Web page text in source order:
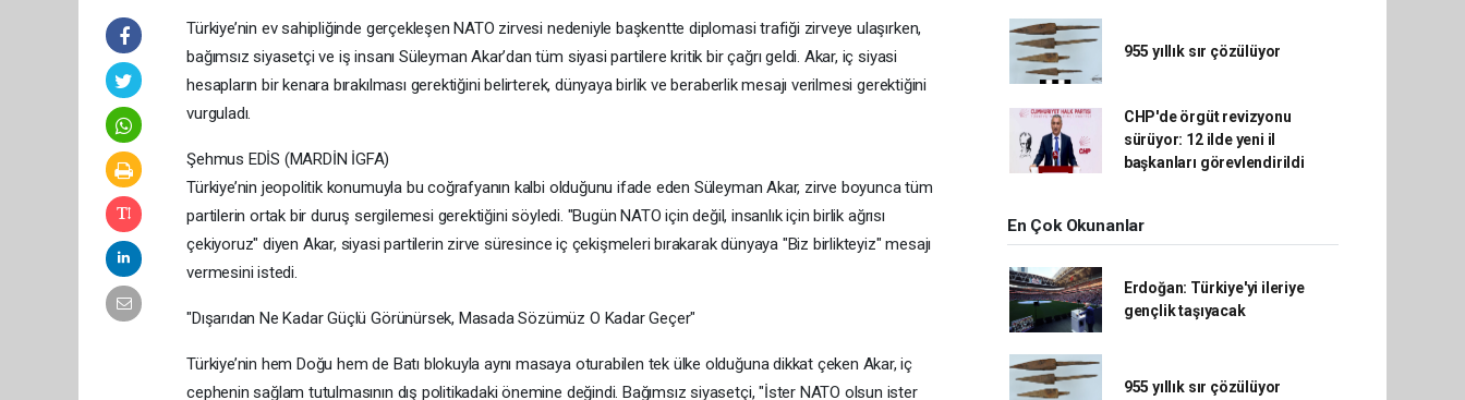
Türkiye’nin ev sahipliğinde gerçekleşen NATO zirvesi nedeniyle başkentte diplomasi trafiği zirveye ulaşırken,
bağımsız siyasetçi ve iş insanı Süleyman Akar’dan tüm siyasi partilere kritik bir çağrı geldi. Akar, iç siyasi
hesapların bir kenara bırakılması gerektiğini belirterek, dünyaya birlik ve beraberlik mesajı verilmesi gerektiğini
vurguladı.
Şehmus EDİS (MARDİN İGFA)
Türkiye’nin jeopolitik konumuyla bu coğrafyanın kalbi olduğunu ifade eden Süleyman Akar, zirve boyunca tüm
partilerin ortak bir duruş sergilemesi gerektiğini söyledi. "Bugün NATO için değil, insanlık için birlik ağrısı
çekiyoruz" diyen Akar, siyasi partilerin zirve süresince iç çekişmeleri bırakarak dünyaya "Biz birlikteyiz" mesajı
vermesini istedi.
"Dışarıdan Ne Kadar Güçlü Görünürsek, Masada Sözümüz O Kadar Geçer"
Türkiye’nin hem Doğu hem de Batı blokuyla aynı masaya oturabilen tek ülke olduğuna dikkat çeken Akar, iç
cephenin sağlam tutulmasının dış politikadaki önemine değindi. Bağımsız siyasetçi, "İster NATO olsun ister
955 yıllık sır çözülüyor
CHP'de örgüt revizyonu
sürüyor: 12 ilde yeni il
başkanları görevlendirildi
En Çok Okunanlar
Erdoğan: Türkiye'yi ileriye
gençlik taşıyacak
955 yıllık sır çözülüyor